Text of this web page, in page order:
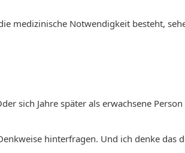
medizinische Notwendigkeit besteht,
sich Jahre später als erwachsene
hinterfragen. Und ich denke das